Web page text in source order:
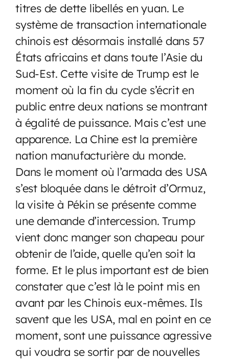
titres de dette libellés en yuan. Le
système de transaction internationale
chinois est désormais installé dans 57
États africains et dans toute l’Asie du
Sud-Est. Cette visite de Trump est le
moment où la fin du cycle s’écrit en
public entre deux nations se montrant
à égalité de puissance. Mais c’est une
apparence. La Chine est la première
nation manufacturière du monde.
Dans le moment où l’armada des USA
s’est bloquée dans le détroit d’Ormuz,
la visite à Pékin se présente comme
une demande d’intercession. Trump
vient donc manger son chapeau pour
obtenir de l’aide, quelle qu’en soit la
forme. Et le plus important est de bien
constater que c’est là le point mis en
avant par les Chinois eux-mêmes. Ils
savent que les USA, mal en point en ce
moment, sont une puissance agressive
qui voudra se sortir par de nouvelles